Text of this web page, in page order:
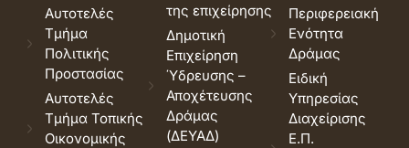
Αυτοτελές
Τμήμα
Πολιτικής
Προστασίας
Αυτοτελές
Τμήμα Τοπικής
Οικονομικής
της επιχείρησης
Δημοτική
Επιχείρηση
Ύδρευσης –
Αποχέτευσης
Δράμας
(ΔΕΥΑΔ)
Περιφερειακή
Ενότητα
Δράμας
Ειδική
Υπηρεσίας
Διαχείρισης
Ε.Π.